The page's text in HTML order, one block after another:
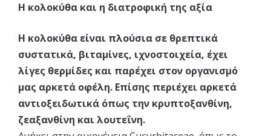
Η κολοκύθα και η διατροφική της αξία
Η κολοκύθα είναι πλούσια σε θρεπτικά
συστατικά, βιταμίνες, ιχνοστοιχεία, έχει
λίγες θερμίδες και παρέχει στον οργανισμό
μας αρκετά οφέλη. Επίσης περιέχει αρκετά
αντιοξειδωτικά όπως την κρυπτοξανθίνη,
ζεαξανθίνη και λουτεΐνη.